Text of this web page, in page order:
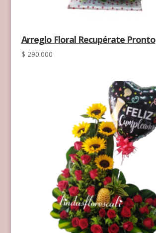
Arreglo Floral Recupérate Pronto
$ 290.000